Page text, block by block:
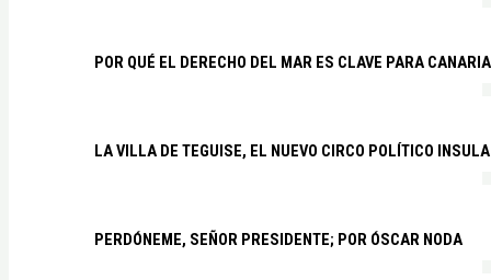
POR QUÉ EL DERECHO DEL MAR ES CLAVE PARA
LA VILLA DE TEGUISE, EL NUEVO CIRCO POLÍTICO
PERDÓNEME, SEÑOR PRESIDENTE; POR ÓSCAR NODA